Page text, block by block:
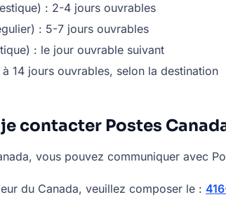
: 2-4 jours ouvrables
: 5-7 jours ouvrables
: le jour ouvrable suivant
14 jours ouvrables, selon la destination
contacter Postes
vous pouvez communiquer avec
du Canada, veuillez composer le :